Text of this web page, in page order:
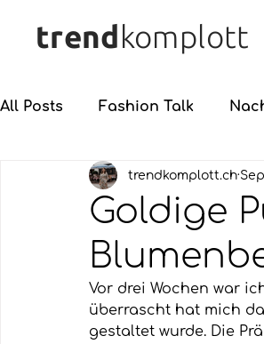
trend komplott
All Posts Fashion Talk
Goldige
trendkomplott.ch Sep
Vor drei Wochen war
überrascht hat mich
gestaltet wurde. Die